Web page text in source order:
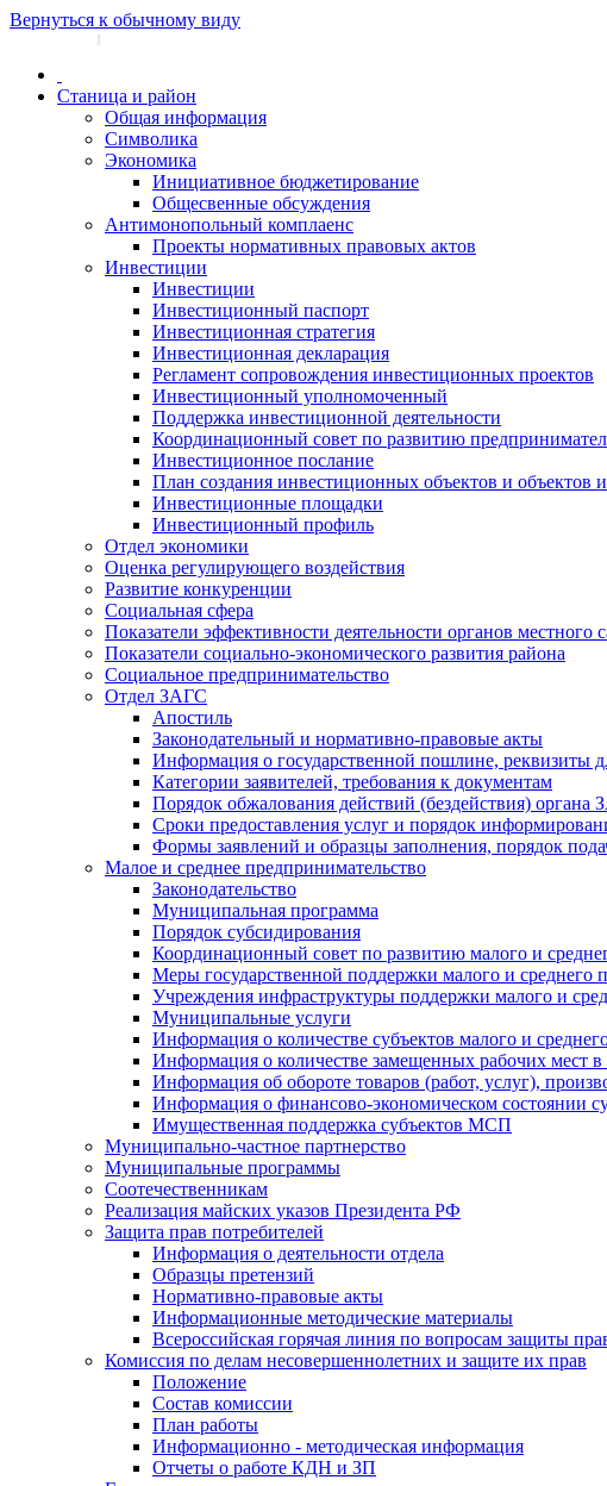
Вернуться к обычному виду
|
Станица и район
Общая информация
Символика
Экономика
Инициативное бюджетирование
Общесвенные обсуждения
Антимонопольный комплаенс
Проекты нормативных правовых актов
Инвестиции
Инвестиции
Инвестиционный паспорт
Инвестиционная стратегия
Инвестиционная декларация
Регламент сопровождения инвестиционных проектов
Инвестиционный уполномоченный
Поддержка инвестиционной деятельности
Координационный совет по развитию
Инвестиционное послание
План создания инвестиционных объектов и объектов
Инвестиционные площадки
Инвестиционный профиль
Отдел экономики
Оценка регулирующего воздействия
Развитие конкуренции
Социальная сфера
Показатели эффективности деятельности органов местного
Показатели социально-экономического развития района
Социальное предпринимательство
Отдел ЗАГС
Апостиль
Законодательный и нормативно-правовые акты
Информация о государственной пошлине, реквизиты
Категории заявителей, требования к документам
Порядок обжалования действий (бездействия) органа
Сроки предоставления услуг и порядок
Формы заявлений и образцы заполнения, порядок
Малое и среднее предпринимательство
Законодательство
Муниципальная программа
Порядок субсидирования
Координационный совет по развитию малого и
Меры государственной поддержки малого и среднего
Учреждения инфраструктуры поддержки малого и
Муниципальные услуги
Информация о количестве субъектов малого и
Информация о количестве замещенных рабочих мест в
Информация об обороте товаров (работ, услуг),
Информация о финансово-экономическом состоянии
Имущественная поддержка субъектов МСП
Муниципально-частное партнерство
Муниципальные программы
Соотечественникам
Реализация майских указов Президента РФ
Защита прав потребителей
Информация о деятельности отдела
Образцы претензий
Нормативно-правовые акты
Информационные методические материалы
Всероссийская горячая линия по вопросам защиты
Комиссия по делам несовершеннолетних и защите их прав
Положение
Состав комиссии
План работы
Информационно - методическая информация
Отчеты о работе КДН и ЗП